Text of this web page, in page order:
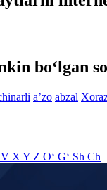
bo‘lgan
aʼzo abzal
V X Y Z O‘ G‘ Sh Ch